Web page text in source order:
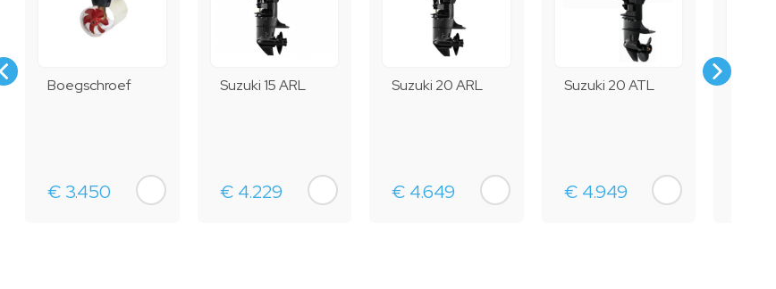
Boegschroef
€ 3.450
Suzuki 15 ARL
€ 4.229
Suzuki 20 ARL
€ 4.649
Suzuki 20 ATL
€ 4.949